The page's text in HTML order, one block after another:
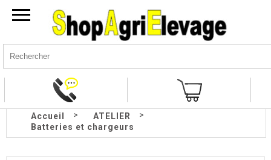
Accueil > ATELIER
>
Batteries et chargeurs